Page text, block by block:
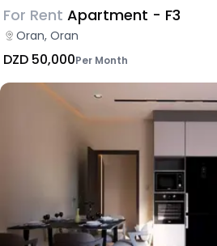
For Rent Apartment - F3
Oran, Oran
DZD 50,000Per Month